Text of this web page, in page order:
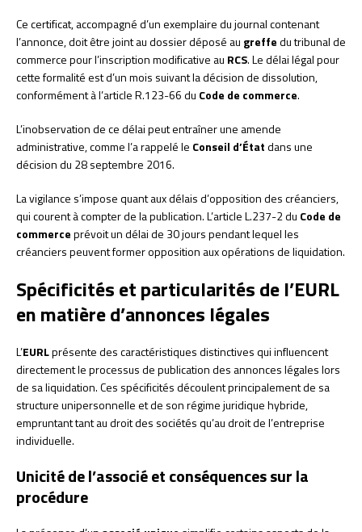
Ce certificat, accompagné d’un exemplaire du journal contenant
l’annonce, doit être joint au dossier déposé au greffedu tribunal de
commerce pour l’inscription modificative au RCS. Le délai légal pour
cette formalité est d’un mois suivant la décision de dissolution,
conformément à l’article R.123-66 du Code de commerce.
L’inobservation de ce délai peut entraîner une amende
administrative, comme l’a rappelé le Conseil d’Étatdans une
décision du 28 septembre 2016.
La vigilance s’impose quant aux délais d’opposition des créanciers,
qui courent à compter de la publication. L’article L.237-2 du Code de
commerceprévoit un délai de 30 jours pendant lequel les
créanciers peuvent former opposition aux opérations de liquidation.
Spécificités et particularités de l’EURL
en matière d’annonces légales
L’EURLprésente des caractéristiques distinctives qui influencent
directement le processus de publication des annonces légales lors
de sa liquidation. Ces spécificités découlent principalement de sa
structure unipersonnelle et de son régime juridique hybride,
empruntant tant au droit des sociétés qu’au droit de l’entreprise
individuelle.
Unicité de l’associé et conséquences sur la
procédure